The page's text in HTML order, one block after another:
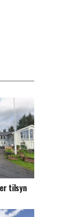
tilsyn